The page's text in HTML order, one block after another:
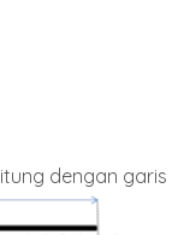
dengan